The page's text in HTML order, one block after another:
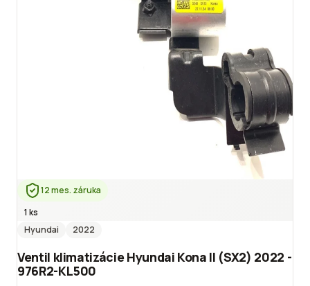
12 mes. záruka
1 ks
Hyundai
2022
Ventil klimatizácie Hyundai Kona II (SX2) 2022 -
976R2-KL500